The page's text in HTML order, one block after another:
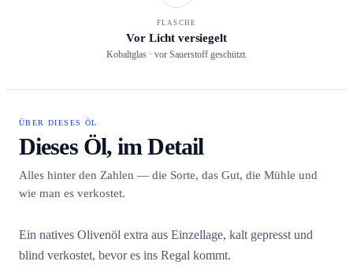
FLASCHE
Vor Licht versiegelt
Kobaltglas · vor Sauerstoff geschützt.
ÜBER DIESES ÖL
Dieses Öl, im Detail
Alles hinter den Zahlen — die Sorte, das Gut, die Mühle und
wie man es verkostet.
Ein natives Olivenöl extra aus Einzellage, kalt gepresst und
blind verkostet, bevor es ins Regal kommt.